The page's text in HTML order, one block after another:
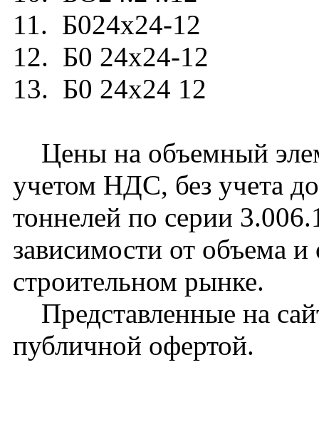
11. Б024х24-12
12. Б0 24х24-12
13. Б0 24х24 12
Цены на объемный
учетом НДС, без учета
тоннелей по серии
зависимости от объема
строительном рынке.
Представленные на
публичной офертой.